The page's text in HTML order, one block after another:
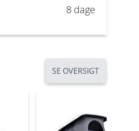
8 dage
SE OVERSIGT